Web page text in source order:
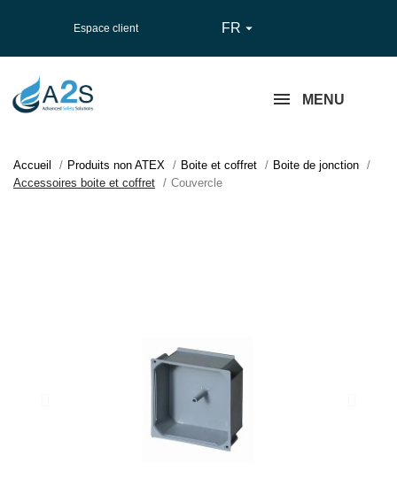
Espace client FR 
MENU
Accueil Produits non ATEX Boite et coffret
Boite de jonction
Accessoires boite et coffret
Couvercle